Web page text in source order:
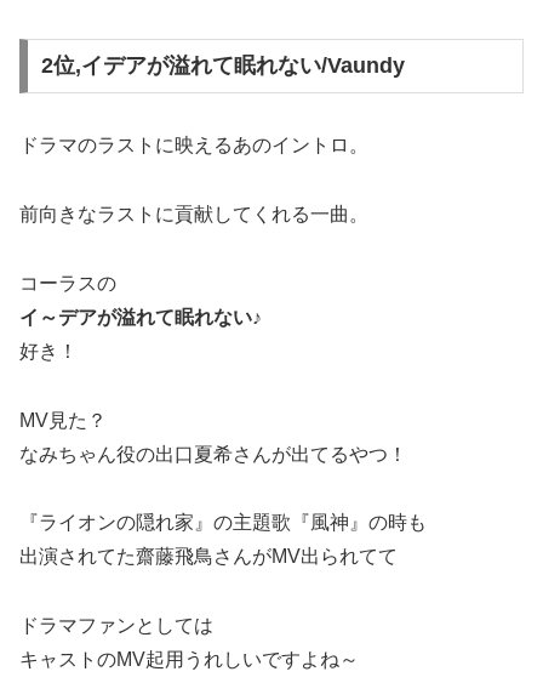
2位,イデアが溢れて眠れない/Vaundy
ドラマのラストに映えるあのイントロ。
前向きなラストに貢献してくれる一曲。
コーラスの
イ～デアが溢れて眠れない♪
好き！
MV見た？
なみちゃん役の出口夏希さんが出てるやつ！
『ライオンの隠れ家』の主題歌『風神』の時も
出演されてた齋藤飛鳥さんがMV出られてて
ドラマファンとしては
キャストのMV起用うれしいですよね～